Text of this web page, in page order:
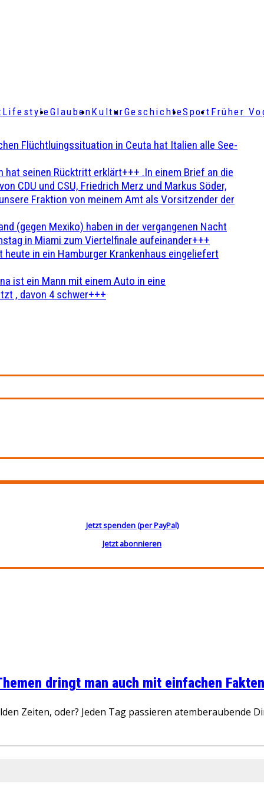
LifestyleGlaubenKulturGeschichteSport Früher
Flüchtluingssituation in Ceuta hat Italien alle See-
hat seinen Rücktritt erklärt+++ .In einem Brief an die
CDU und CSU, Friedrich Merz und Markus Söder,
Fraktion von meinem Amt als Vorsitzender der
(gegen Mexiko) haben in der vergangenen Nacht
in Miami zum Viertelfinale aufeinander+++
in ein Hamburger Krankenhaus eingeliefert
ist ein Mann mit einem Auto in eine
, davon 4 schwer+++
Jetzt spenden (per PayPal)
Jetzt abonnieren
dringt man auch mit einfachen
Zeiten, oder? Jeden Tag passieren atemberaubende